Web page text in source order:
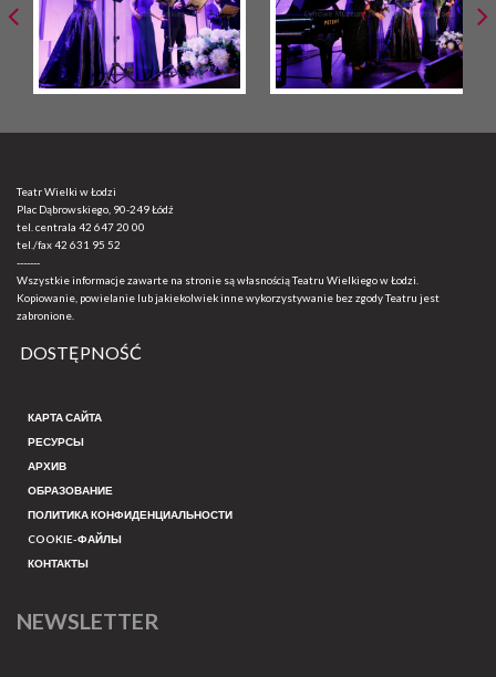
Teatr Wielki w Łodzi
Plac Dąbrowskiego, 90-249 Łódź
tel. centrala 42 647 20 00
tel./fax42 631 95 52
-------
Wszystkie informacje zawarte na stronie są własnością Teatru Wielkiego w Łodzi.
Kopiowanie, powielanie lub jakiekolwiek inne wykorzystywanie bez zgody Teatru jest
zabronione.
DOSTĘPNOŚĆ
КАРТА САЙТА
РЕСУРСЫ
АРХИВ
ОБРАЗОВАНИЕ
ПОЛИТИКА КОНФИДЕНЦИАЛЬНОСТИ
COOKIE-ФАЙЛЫ
КОНТАКТЫ
NEWSLETTER